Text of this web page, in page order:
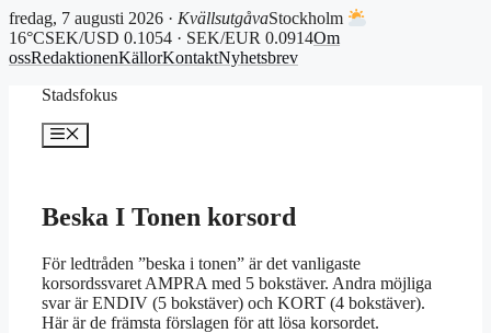
fredag, 7 augusti 2026 · KvällsutgåvaStockholm
16°CSEK/USD 0.1054 · SEK/EUR 0.0914Om
ossRedaktionenKällorKontaktNyhetsbrev
Stadsfokus
Meny
Beska I Tonen korsord
För ledtråden ”beska i tonen” är det vanligaste
korsordssvaret AMPRA med 5 bokstäver. Andra möjliga
svar är ENDIV (5 bokstäver) och KORT (4 bokstäver).
Här är de främsta förslagen för att lösa korsordet.